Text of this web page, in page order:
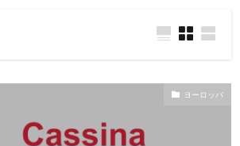
ヨーロッパ